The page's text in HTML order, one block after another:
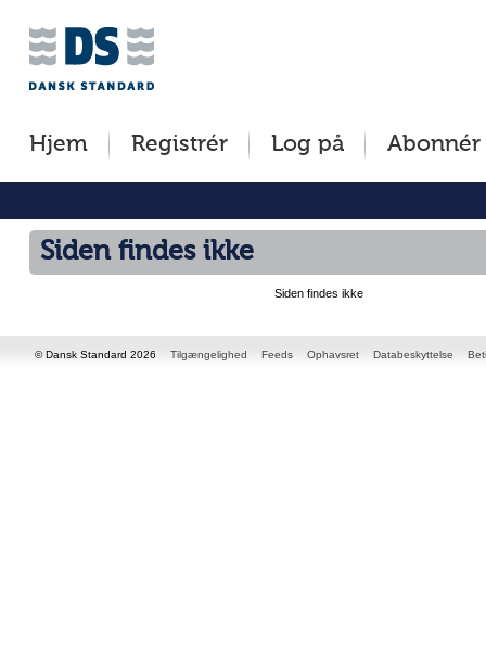
Jump
[s]Hjem Registrér Log på Abonnér
Siden findes ikke
Siden findes ikke
© Dansk Standard 2026 Tilgængelighed Feeds Ophavsret Databeskyttelse